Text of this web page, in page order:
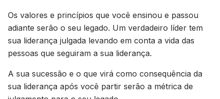
Os valores e princípios que você ensinou e passou
adiante serão o seu legado. Um verdadeiro líder tem
sua liderança julgada levando em conta a vida das
pessoas que seguiram a sua liderança.
A sua sucessão e o que virá como consequência da
sua liderança após você partir serão a métrica de